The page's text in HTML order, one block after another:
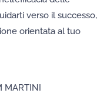
verso il successo,
orientata al tuo
MARTINI